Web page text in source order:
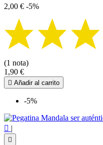
2,00 € -5%
(1 nota)
1,90 €
 Añadir al carrito
-5%
 |
